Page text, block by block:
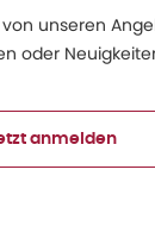
unseren
oder
anmelden